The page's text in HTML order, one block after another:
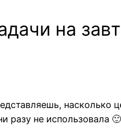
на
насколько
разу не использовала 🙂